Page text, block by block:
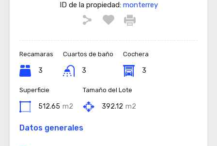
ID de la propiedad:monterrey
Recamaras
3
Cuartos de baño
3
Cochera
3
Superficie
512.65 m2
Tamaño del Lote
392.12 m2
Datos generales